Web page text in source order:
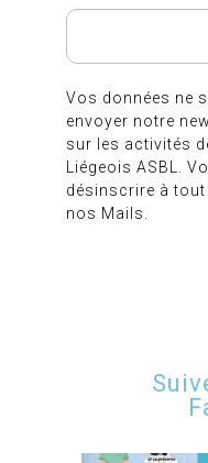
Vos données ne
envoyer notre
sur les activités
Liégeois ASBL.
désinscrire à
nos Mails.